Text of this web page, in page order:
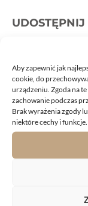
Aby zapewnić jak
cookie, do
urządzeniu. Zgoda na
zachowanie podczas
Brak wyrażenia zgody
niektóre cechy i funkcje.
UDOSTĘPNIJ